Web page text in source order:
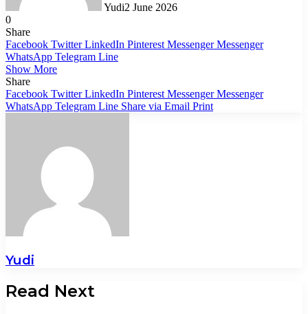
Yudi2 June 2026
0
Share
Facebook Twitter LinkedIn Pinterest Messenger Messenger
WhatsApp Telegram Line
Show More
Share
Facebook Twitter LinkedIn Pinterest Messenger Messenger
WhatsApp Telegram Line Share via Email Print
Yudi
Read Next